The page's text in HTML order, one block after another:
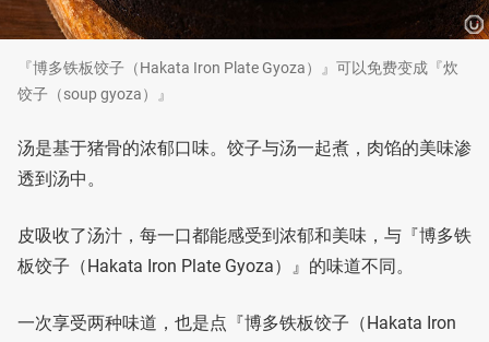
『博多铁板饺子（Hakata Iron Plate Gyoza）』可以免费变成『炊
饺子（soup gyoza）』
汤是基于猪骨的浓郁口味。饺子与汤一起煮，肉馅的美味渗
透到汤中。
皮吸收了汤汁，每一口都能感受到浓郁和美味，与『博多铁
板饺子（Hakata Iron Plate Gyoza）』的味道不同。
一次享受两种味道，也是点『博多铁板饺子（Hakata Iron